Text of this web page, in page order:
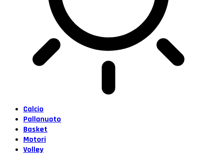
Calcio
Pallanuoto
Basket
Motori
Volley